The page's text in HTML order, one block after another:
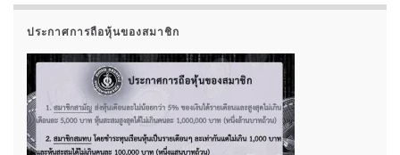
ประกาศการถือหุ้นของสมาชิก